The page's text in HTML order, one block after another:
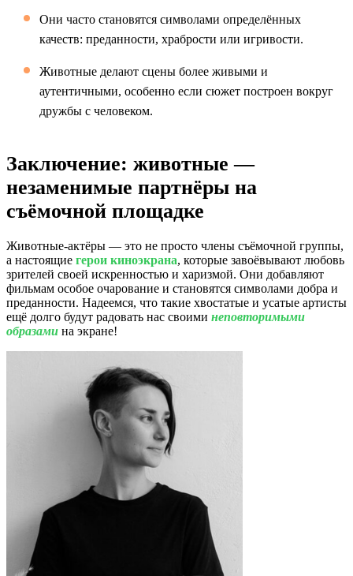
Они часто становятся символами определённых
качеств: преданности, храбрости или игривости.
Животные делают сцены более живыми и
аутентичными, особенно если сюжет построен вокруг
дружбы с человеком.
Заключение: животные —
незаменимые партнёры на
съёмочной площадке
Животные-актёры — это не просто члены съёмочной группы,
а настоящие герои киноэкрана, которые завоёвывают любовь
зрителей своей искренностью и харизмой. Они добавляют
фильмам особое очарование и становятся символами добра и
преданности. Надеемся, что такие хвостатые и усатые артисты
ещё долго будут радовать нас своими неповторимыми
образами на экране!